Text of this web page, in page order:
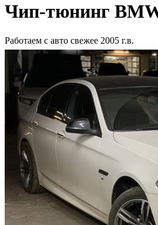
Чип-тюнинг
Работаем с авто свежее 2005 г.в.